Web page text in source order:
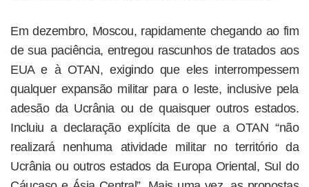
Em dezembro, Moscou, rapidamente chegando ao fim
de sua paciência, entregou rascunhos de tratados aos
EUA e à OTAN, exigindo que eles interrompessem
qualquer expansão militar para o leste, inclusive pela
adesão da Ucrânia ou de quaisquer outros estados.
Incluiu a declaração explícita de que a OTAN “não
realizará nenhuma atividade militar no território da
Ucrânia ou outros estados da Europa Oriental, Sul do